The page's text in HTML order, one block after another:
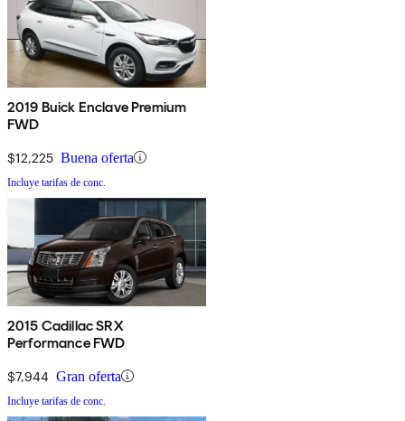
2019 Buick Enclave Premium
FWD
$12,225 Buena oferta
Incluye tarifas de conc.
2015 Cadillac SRX
Performance FWD
$7,944 Gran oferta
Incluye tarifas de conc.